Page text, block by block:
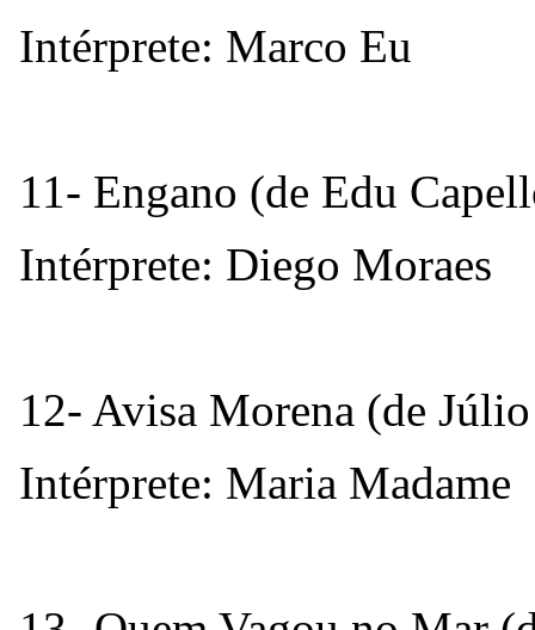
Intérprete: Marco Eu
11- Engano (de Edu
Intérprete: Diego Moraes
12- Avisa Morena (de
Intérprete: Maria Madame